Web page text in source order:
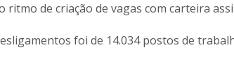
de criação de vagas com carteira
foi de 14.034 postos de